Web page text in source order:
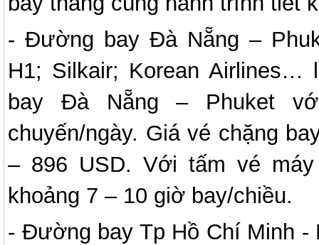
- Đường bay Đà Nẵng –
H1; Silkair; Korean Airlines…
bay Đà Nẵng – Phuket
chuyến/ngày. Giá vé chặng
– 896 USD. Với tấm vé
khoảng 7 – 10 giờ bay/chiều.
- Đường bay Tp Hồ Chí Minh